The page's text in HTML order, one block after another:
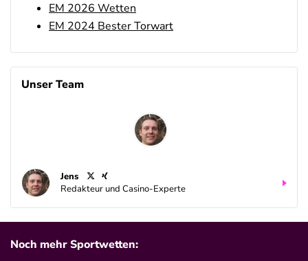
EM 2026 Wetten
EM 2024 Bester Torwart
Unser Team
Jens
Redakteur und Casino-Experte
Noch mehr Sportwetten: